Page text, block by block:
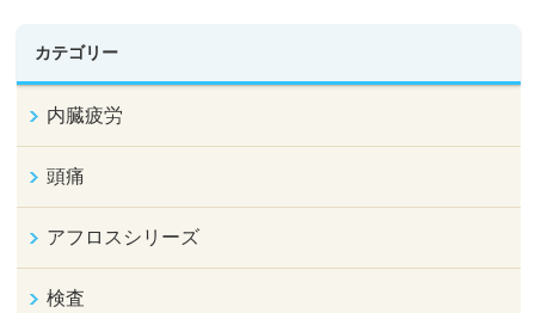
カテゴリー
内臓疲労
頭痛
アフロスシリーズ
検査